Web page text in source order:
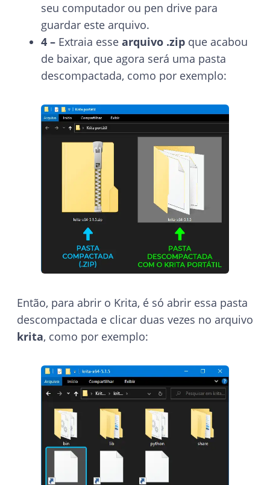
seu computador ou pen drive para
guardar este arquivo.
4 – Extraia esse arquivo .zip que acabou
de baixar, que agora será uma pasta
descompactada, como por exemplo:
Então, para abrir o Krita, é só abrir essa pasta
descompactada e clicar duas vezes no arquivo
krita, como por exemplo: